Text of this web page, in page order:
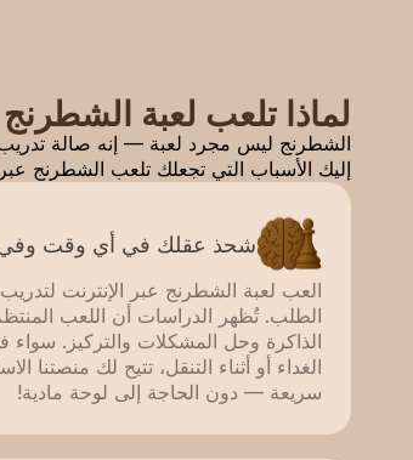
لماذا تلعب لعبة الشطرنج
الشطرنج ليس مجرد لعبة — إنه صالة
إليك الأسباب التي تجعلك تلعب الشطرنج عبر
شحذ عقلك في أي وقت
العب لعبة الشطرنج عبر الإنترنت
الطلب. تُظهر الدراسات أن اللعب
الذاكرة وحل المشكلات والتركيز. سواء
الغداء أو أثناء التنقل، تتيح لك منصتنا
سريعة — دون الحاجة إلى لوحة مادية!